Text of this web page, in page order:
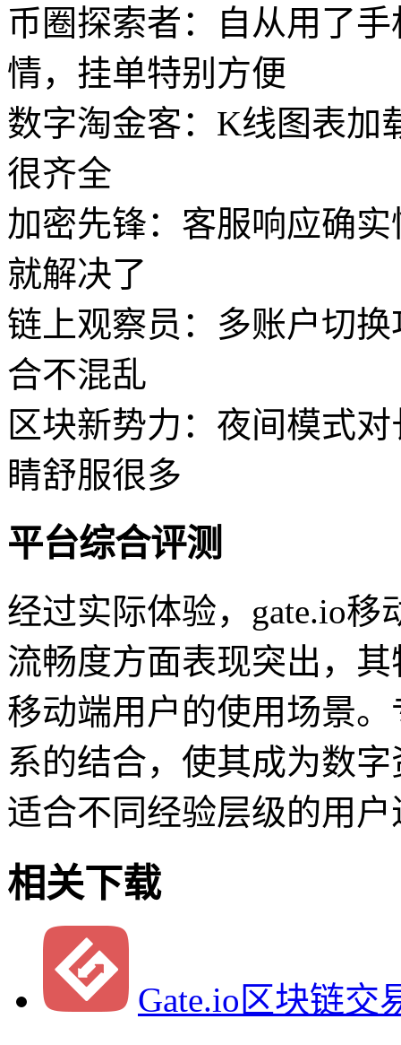
币圈探索者：自从用了
情，挂单特别方便
数字淘金客：K线图表加
很齐全
加密先锋：客服响应确
就解决了
链上观察员：多账户切
合不混乱
区块新势力：夜间模式
睛舒服很多
平台综合评测
经过实际体验，gate.io
流畅度方面表现突出，
移动端用户的使用场景
系的结合，使其成为数
适合不同经验层级的用
相关下载
Gate.io区块链交